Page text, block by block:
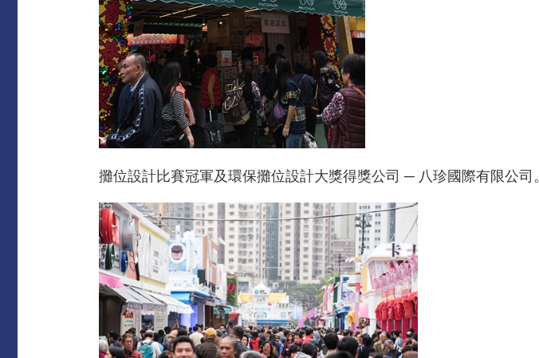
攤位設計比賽冠軍及環保攤位設計大獎得獎公司 ─ 八珍國際有限公司。